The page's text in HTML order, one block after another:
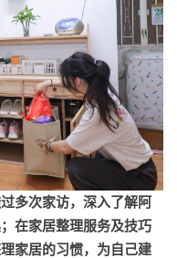
多次家访，深入了解阿
在家居整理服务及技巧
家居的习惯，为自己建